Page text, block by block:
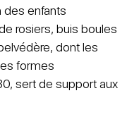
des enfants
rosiers, buis boules
dont les
formes
sert de support aux